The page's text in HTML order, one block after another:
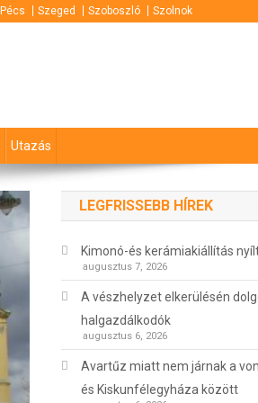
Pécs Szeged Szoboszló Szolnok
Utazás
LEGFRISSEBB HÍREK
Kimonó-és kerámiakiállítás
augusztus 7, 2026
A vészhelyzet elkerülésén
halgazdálkodók
augusztus 6, 2026
Avartűz miatt nem járnak a
és Kiskunfélegyháza között